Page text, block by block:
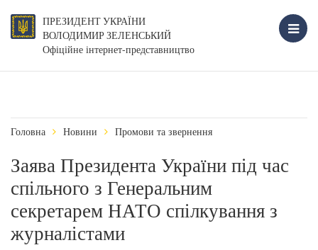
ПРЕЗИДЕНТ УКРАЇНИ
ВОЛОДИМИР ЗЕЛЕНСЬКИЙ
Офіційне інтернет-представництво
Головна Новини Промови та звернення
Заява Президента України під час
спільного з Генеральним
секретарем НАТО спілкування з
журналістами